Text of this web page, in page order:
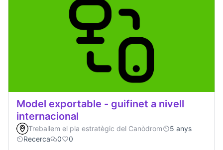
Model exportable - guifinet a nivell
internacional
Treballem el pla estratègic del Canòdrom
5 anys
Recerca
0 0